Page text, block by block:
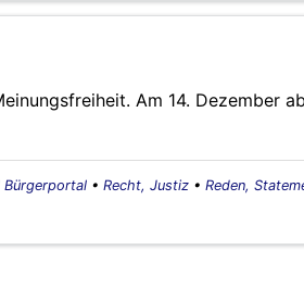
Am 14. Dezember
Bürgerportal • Recht, Justiz • Reden,